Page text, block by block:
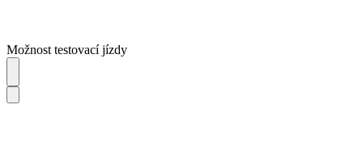
Možnost testovací jízdy